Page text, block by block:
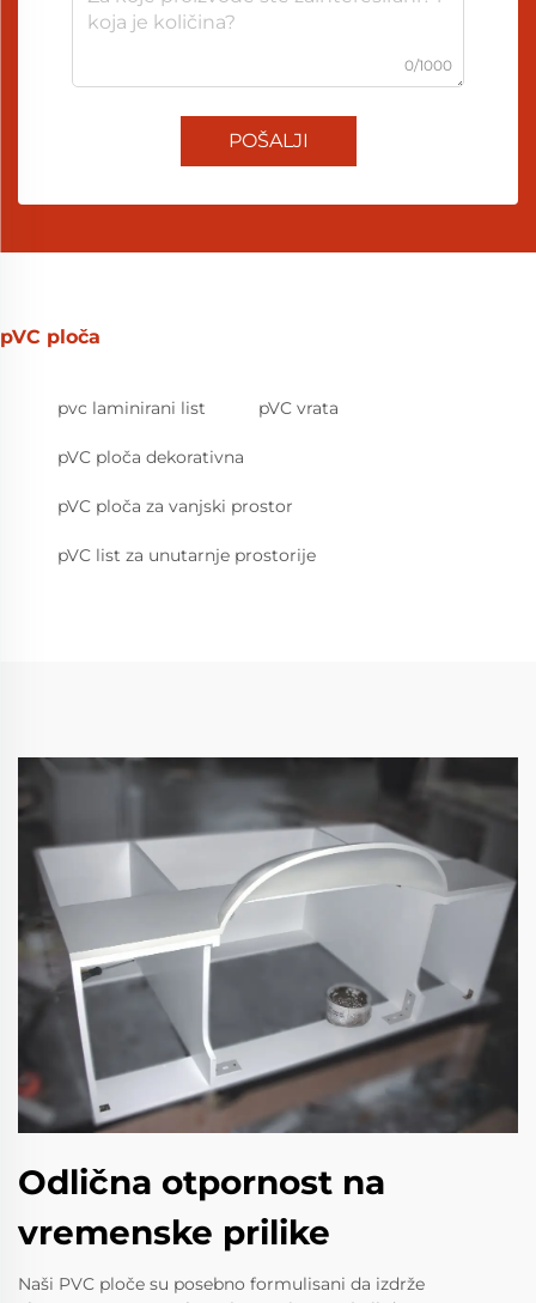
0/1000
POŠALJI
pVC ploča
pvc laminirani list pVC vrata
pVC ploča dekorativna
pVC ploča za vanjski prostor
pVC list za unutarnje prostorije
Odlična otpornost na
vremenske prilike
Naši PVC ploče su posebno formulisani da izdrže